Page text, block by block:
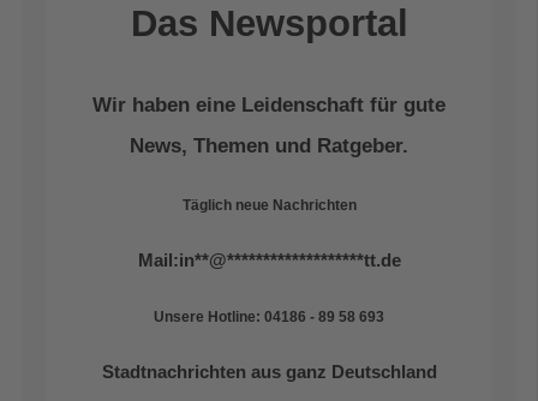
Das Newsportal
Wir haben eine Leidenschaft für gute
News, Themen und Ratgeber.
Täglich neue Nachrichten
Mail:in**@*******************tt.de
Unsere Hotline: 04186 - 89 58 693
Stadtnachrichten aus ganz Deutschland